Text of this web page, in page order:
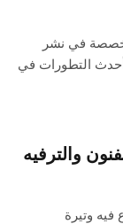
في نشر
أحدث التطورات في
والترفيه
وتيرة